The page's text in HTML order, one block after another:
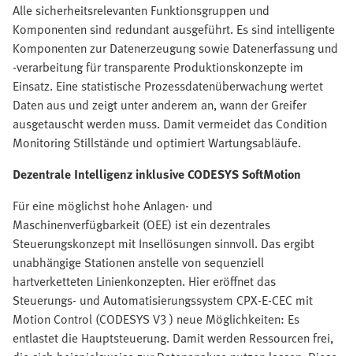
Alle sicherheitsrelevanten Funktionsgruppen und
Komponenten sind redundant ausgeführt. Es sind intelligente
Komponenten zur Datenerzeugung sowie Datenerfassung und
-verarbeitung für transparente Produktionskonzepte im
Einsatz. Eine statistische Prozessdatenüberwachung wertet
Daten aus und zeigt unter anderem an, wann der Greifer
ausgetauscht werden muss. Damit vermeidet das Condition
Monitoring Stillstände und optimiert Wartungsabläufe.
Dezentrale Intelligenz inklusive CODESYS SoftMotion
Für eine möglichst hohe Anlagen- und
Maschinenverfügbarkeit (OEE) ist ein dezentrales
Steuerungskonzept mit Insellösungen sinnvoll. Das ergibt
unabhängige Stationen anstelle von sequenziell
hartverketteten Linienkonzepten. Hier eröffnet das
Steuerungs- und Automatisierungssystem CPX-E-CEC mit
Motion Control (CODESYS V3 ) neue Möglichkeiten: Es
entlastet die Hauptsteuerung. Damit werden Ressourcen frei,